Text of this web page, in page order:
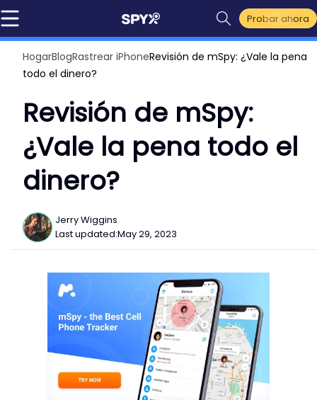
Probar ahora
HogarBlogRastrear iPhoneRevisión de mSpy: ¿Vale la pena
todo el dinero?
Revisión de mSpy:
¿Vale la pena todo el
dinero?
Jerry Wiggins
Last updated:May 29, 2023